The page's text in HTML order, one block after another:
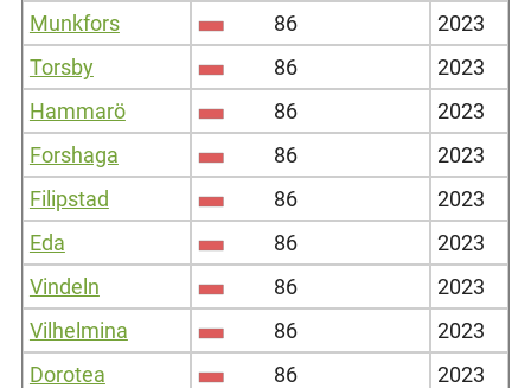
Munkfors
86
2023
Torsby
86
2023
Hammarö
86
2023
Forshaga
86
2023
Filipstad
86
2023
Eda
86
2023
Vindeln
86
2023
Vilhelmina
86
2023
Dorotea
86
2023